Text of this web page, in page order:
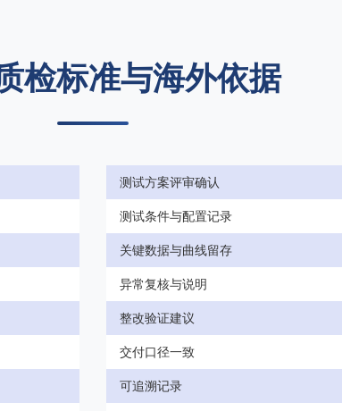
检标准与海外依据
测试方案评审确认
测试条件与配置记录
关键数据与曲线留存
异常复核与说明
整改验证建议
交付口径一致
可追溯记录